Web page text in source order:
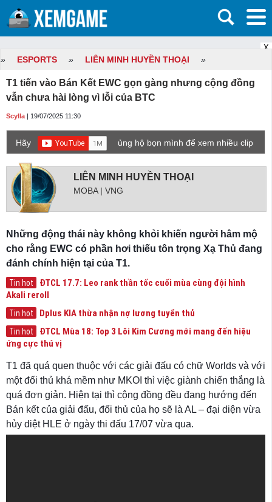
X
» ESPORTS » LIÊN MINH HUYỀN THOẠI »
T1 tiến vào Bán Kết EWC gọn gàng nhưng cộng đồng
vẫn chưa hài lòng vì lỗi của BTC
Scylla | 19/07/2025 11:30
Hãy
ủng hộ bọn mình để xem nhiều clip
LIÊN MINH HUYỀN THOẠI
MOBA | VNG
Những động thái này không khỏi khiến người hâm mộ
cho rằng EWC có phần hơi thiếu tôn trọng Xạ Thủ đang
đánh chính hiện tại của T1.
Tin hot
ĐTCL 17.7: Leo rank thần tốc cuối mùa cùng đội hình
Akali reroll
Tin hot Dplus KIA thừa nhận nợ lương tuyển thủ
Tin hot
ĐTCL Mùa 18: Top 3 Lõi Kim Cương mới mang đến hiệu
ứng cực thú vị
T1 đã quá quen thuộc với các giải đấu có chữ Worlds và với
một đối thủ khá mềm như MKOI thì việc giành chiến thắng là
quá đơn giản. Hiện tại thì cộng đồng đều đang hướng đến
Bán kết của giải đấu, đối thủ của họ sẽ là AL – đại diện vừa
hủy diệt HLE ở ngày thi đấu 17/07 vừa qua.